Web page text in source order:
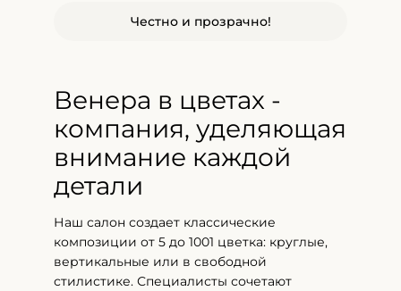
Честно и прозрачно!
Венера в цветах -
компания, уделяющая
внимание каждой
детали
Наш салон создает классические
композиции от 5 до 1001 цветка: круглые,
вертикальные или в свободной
стилистике. Специалисты сочетают